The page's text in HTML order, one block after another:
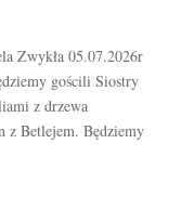
05.07.2026r
gościli Siostry
z drzewa
z Betlejem. Będziemy